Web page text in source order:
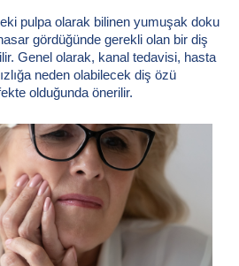
pulpa olarak bilinen yumuşak doku
gördüğünde gerekli olan bir diş
Genel olarak, kanal tedavisi, hasta
neden olabilecek diş özü
olduğunda önerilir.